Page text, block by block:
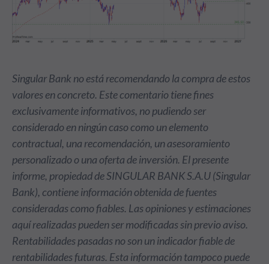
Singular Bank no está recomendando la compra de estos
valores en concreto. Este comentario tiene fines
exclusivamente informativos, no pudiendo ser
considerado en ningún caso como un elemento
contractual, una recomendación, un asesoramiento
personalizado o una oferta de inversión. El presente
informe, propiedad de SINGULAR BANK S.A.U (Singular
Bank), contiene información obtenida de fuentes
consideradas como fiables. Las opiniones y estimaciones
aquí realizadas pueden ser modificadas sin previo aviso.
Rentabilidades pasadas no son un indicador fiable de
rentabilidades futuras. Esta información tampoco puede